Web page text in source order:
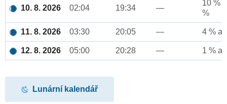
10. 8. 2026 02:04 19:34 —
10 %
%
11. 8. 2026 03:30 20:05 — 4 %
12. 8. 2026 05:00 20:28 — 1 %
Lunární kalendář